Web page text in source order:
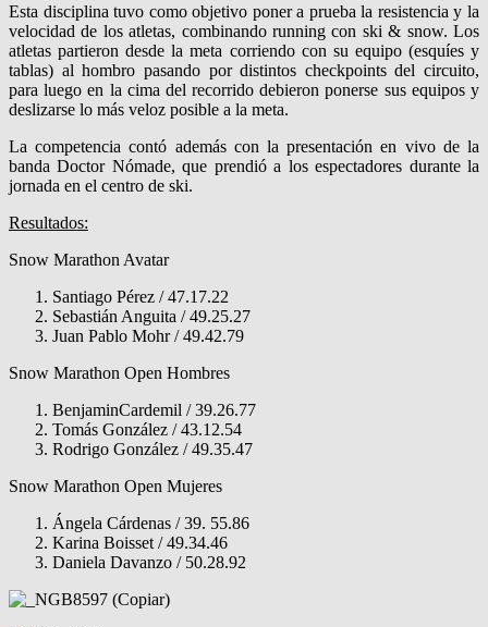
Esta disciplina tuvo como objetivo poner a prueba la resistencia y la
velocidad de los atletas, combinando running con ski & snow. Los
atletas partieron desde la meta corriendo con su equipo (esquíes y
tablas) al hombro pasando por distintos checkpoints del circuito,
para luego en la cima del recorrido debieron ponerse sus equipos y
deslizarse lo más veloz posible a la meta.
La competencia contó además con la presentación en vivo de la
banda Doctor Nómade, que prendió a los espectadores durante la
jornada en el centro de ski.
Resultados:
Snow Marathon Avatar
Santiago Pérez / 47.17.22
Sebastián Anguita / 49.25.27
Juan Pablo Mohr / 49.42.79
Snow Marathon Open Hombres
BenjaminCardemil / 39.26.77
Tomás González / 43.12.54
Rodrigo González / 49.35.47
Snow Marathon Open Mujeres
Ángela Cárdenas / 39. 55.86
Karina Boisset / 49.34.46
Daniela Davanzo / 50.28.92